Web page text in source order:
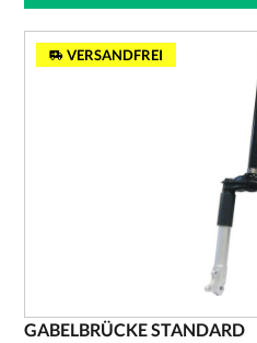
VERSANDFREI
GABELBRÜCKE STANDARD